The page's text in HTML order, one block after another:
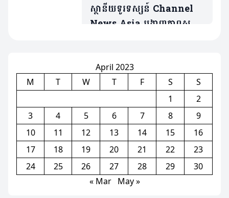
ស្ថានីយទូរទស្សន៍ Channel
News Asia បង្ហាញភាពស្ញប់
(មានវិដេអូ)
April 2023
M
T W T F S
S
1
2
3
4 5 6 7 8
9
10
11 12 13 14 15
16
17
18 19 20 21 22
23
24
25 26 27 28 29
30
« Mar
May »